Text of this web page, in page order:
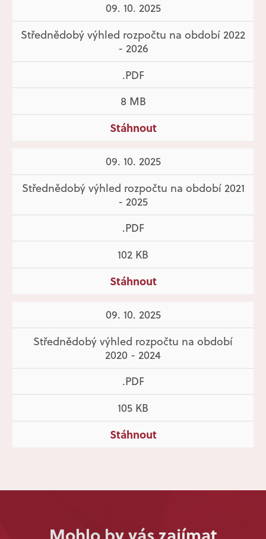
09. 10. 2025
Střednědobý výhled rozpočtu na období 2022
- 2026
.PDF
8 MB
Stáhnout
09. 10. 2025
Střednědobý výhled rozpočtu na období 2021
- 2025
.PDF
102 KB
Stáhnout
09. 10. 2025
Střednědobý výhled rozpočtu na období
2020 - 2024
.PDF
105 KB
Stáhnout